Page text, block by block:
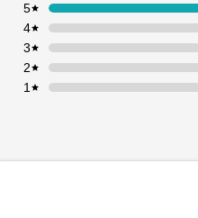
1
2
3
4
5